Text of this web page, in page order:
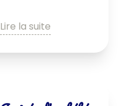
Lire la suite